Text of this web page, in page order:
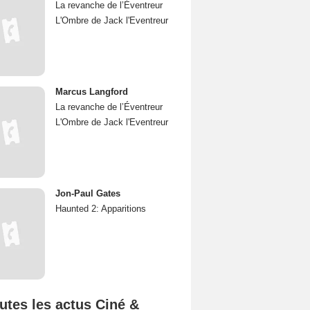
La revanche de l’Éventreur
L'Ombre de Jack l'Eventreur
Marcus Langford
La revanche de l’Éventreur
L'Ombre de Jack l'Eventreur
Jon-Paul Gates
Haunted 2: Apparitions
les actus Ciné &